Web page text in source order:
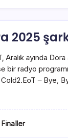
2025
Aralık ayında
bir radyo
– Bye,